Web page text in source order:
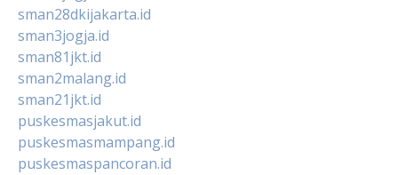
sman28dkijakarta.id
sman3jogja.id
sman81jkt.id
sman2malang.id
sman21jkt.id
puskesmasjakut.id
puskesmasmampang.id
puskesmaspancoran.id